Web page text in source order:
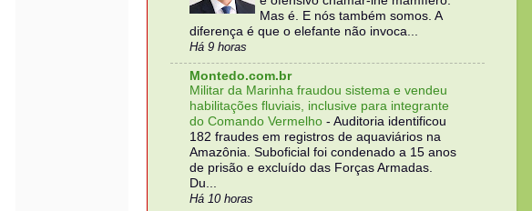
Mas é. E nós também somos. A
diferença é que o elefante não invoca...
Há 9 horas
Montedo.com.br
Militar da Marinha fraudou sistema e vendeu
habilitações fluviais, inclusive para integrante
do Comando Vermelho - Auditoria identificou
182 fraudes em registros de aquaviários na
Amazônia. Suboficial foi condenado a 15 anos
de prisão e excluído das Forças Armadas.
Du...
Há 10 horas